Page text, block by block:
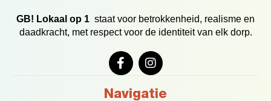
GB! Lokaal op 1 staat voor betrokkenheid, realisme en
daadkracht, met respect voor de identiteit van elk dorp.
F
a
e
I
n
t
Navigatie